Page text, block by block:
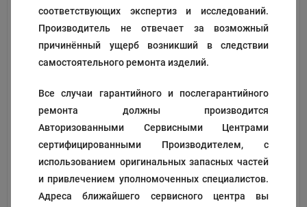
соответствующих экспертиз и исследований.
Производитель не отвечает за возможный
причинённый ущерб возникший в следствии
самостоятельного ремонта изделий.
Все случаи гарантийного и послегарантийного
ремонта должны производится
Авторизованными Сервисными Центрами
сертифицированными Производителем, с
использованием оригинальных запасных частей
и привлечением уполномоченных специалистов.
Адреса ближайшего сервисного центра вы
Трубка
139908
₽
Нижния часть бокса
аквафильтра
Код: 118154
2 322₽